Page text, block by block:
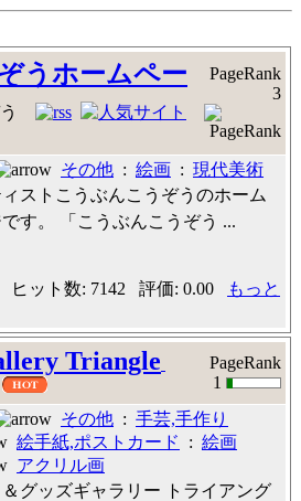
うホームペー
う
PageRank
3
その他 : 絵画 : 現代美術
ストこうぶんこうぞうのホーム
す。 「こうぶんこうぞう ...
ヒット数: 7142 評価: 0.00
もっと
Triangle
PageRank
1
その他 : 手芸,手作り
絵手紙,ポストカード
: 絵画
アクリル画
グッズギャラリー トライアング